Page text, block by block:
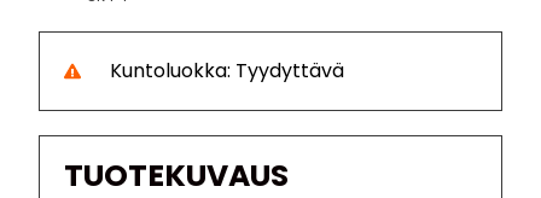
Kuntoluokka: Tyydyttävä
TUOTEKUVAUS